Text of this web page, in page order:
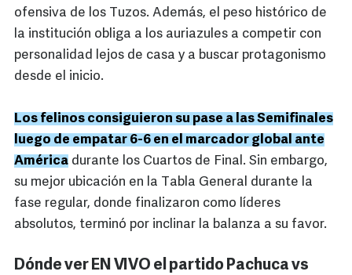
ofensiva de los Tuzos. Además, el peso histórico de
la institución obliga a los auriazules a competir con
personalidad lejos de casa y a buscar protagonismo
desde el inicio.
Los felinos consiguieron su pase a las Semifinales
luego de empatar 6-6 en el marcador global ante
América durante los Cuartos de Final. Sin embargo,
su mejor ubicación en la Tabla General durante la
fase regular, donde finalizaron como líderes
absolutos, terminó por inclinar la balanza a su favor.
Dónde ver EN VIVO el partido Pachuca vs